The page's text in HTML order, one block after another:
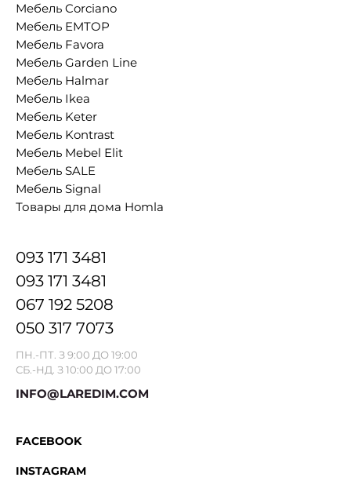
Мебель Corciano
Мебель EMTOP
Мебель Favora
Мебель Garden Line
Мебель Halmar
Мебель Ikea
Мебель Keter
Мебель Kontrast
Мебель Mebel Elit
Мебель SALE
Мебель Signal
Товары для дома Homla
093 171 3481
093 171 3481
067 192 5208
050 317 7073
ПН.-ПТ. З 9:00 ДО 19:00
СБ.-НД. З 10:00 ДО 17:00
INFO@LAREDIM.COM
FACEBOOK
INSTAGRAM